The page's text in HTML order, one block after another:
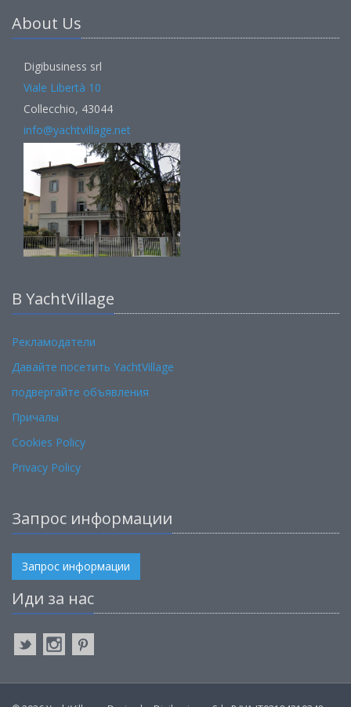
About Us
Digibusiness srl
Viale Libertà 10
Collecchio, 43044
info@yachtvillage.net
В YachtVillage
Рекламодатели
Давайте посетить YachtVillage
подвергайте объявления
Причалы
Cookies Policy
Privacy Policy
Запрос информации
Запрос информации
Иди за нас